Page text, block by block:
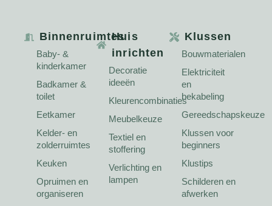
Binnenruimtes
Baby- &
kinderkamer
Badkamer &
toilet
Eetkamer
Kelder- en
zolderruimtes
Keuken
Opruimen en
organiseren
Huis
inrichten
Decoratie
ideeën
Kleurencombinaties
Meubelkeuze
Textiel en
stoffering
Verlichting en
lampen
Klussen
Bouwmaterialen
Elektriciteit
en
bekabeling
Gereedschapskeuze
Klussen voor
beginners
Klustips
Schilderen en
afwerken